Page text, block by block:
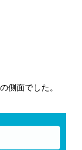
側面でした。